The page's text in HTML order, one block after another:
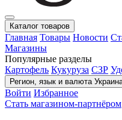
Каталог товаров
Главная Товары Новости
Магазины
Популярные разделы
Картофель Кукуруза СЗР
Регион, язык и валюта
Войти Избранное
Стать магазином-партнёром